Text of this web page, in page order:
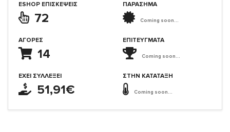
ESHOP ΕΠΙΣΚΈΨΕΙΣ
72
ΑΓΟΡΈΣ
14
ΈΧΕΙ ΣΥΛΛΈΞΕΙ
51,91€
ΠΑΡΑΣΗΜΑ
Coming soon...
ΕΠΙΤΕΎΓΜΑΤΑ
Coming soon...
ΣΤΗΝ ΚΑΤΆΤΑΞΗ
Coming soon...